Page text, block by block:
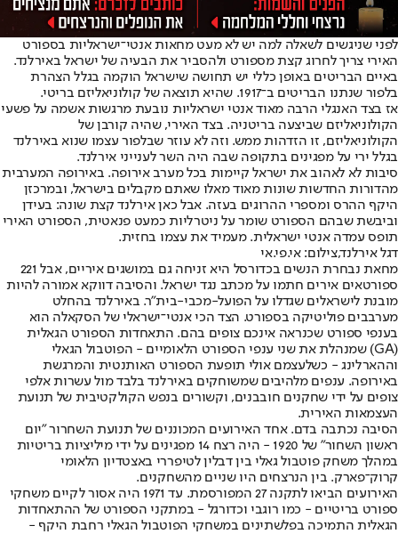
לפני שניגשים לשאלה למה יש לא מעט מחאות אנטי־ישראליות בספורט
האירי צריך לחרוג קצת מספורט ולהסביר את הבעיה של ישראל באירלנד.
באיים הבריטים באופן כללי יש תחושה שישראל הוקמה בגלל הצהרת
בלפור שנתנו הבריטים ב־1917. שהיא תוצאה של קולוניאליזם בריטי.
אז בצד האנגלי הרבה מאוד אנטי ישראליות נובעת מרגשות אשמה על פשעי
הקולוניאליזם שביצעה בריטניה. בצד האירי, שהיה קורבן של
הקולוניאליזם, זו הזדהות ממש. וזה לא עוזר שבלפור עצמו שנוא באירלנד
בגלל ירי על מפגינים בתקופה שבה היה השר לענייני אירלנד.
סיבות לא לאהוב את ישראל קיימות בכל מערב אירופה. באירופה המערבית
מהדורות החדשות שונות מאוד מאלו שאתם מקבלים בישראל, ובמרכזן
היקף ההרס ומספרי ההרוגים בעזה. אבל כאן אירלנד קצת שונה: בעידן
וביבשת שבהם הספורט שומר על ניטרליות כמעט פנאטית, הספורט האירי
תופס עמדה אנטי ישראלית. מעמיד את עצמו בחזית.
דגל אירלנד,צילום: אי.פי.אי
מחאת נבחרת הנשים בכדורסל היא זניחה גם במושגים איריים, אבל 221
ספורטאים אירים חתמו על מכתב נגד ישראל. והסיבה דווקא אמורה להיות
מובנת לישראלים שגדלו על הפועל-מכבי-בית"ר. באירלנד בהחלט
מערבבים פוליטיקה בספורט. הצד הכי אנטי־ישראלי של הסקאלה הוא
בענפי ספורט שכנראה אינכם צופים בהם. התאחדות הספורט הגאלית
(GA) שמנהלת את שני ענפי הספורט הלאומיים - הפוטבול הגאלי
וההארלינג - כשלעצמם אולי תופעת הספורט האותנטית והמרגשת
באירופה. ענפים מלהיבים שמשוחקים באירלנד בלבד מול עשרות אלפי
צופים על ידי שחקנים חובבנים, וקשורים בנפש הקולקטיבית של תנועת
העצמאות האירית.
הסיבה נכתבה בדם. אחד האירועים המכוננים של תנועת השחרור "יום
ראשון השחור" של 1920 - היה רצח 14 מפגינים על ידי מיליציות בריטיות
במהלך משחק פוטבול גאלי בין דבלין לטיפררי באצטדיון הלאומי
קרוק־פארק. בין הנרצחים היו שניים מהשחקנים.
האירועים הביאו לתקנה 27 המפורסמת. עד 1971 היה אסור לקיים משחקי
ספורט בריטיים - כמו רוגבי וכדורגל - במתקני הספורט של ההתאחדות
הגאלית התמיכה בפלשתינים במשחקי הפוטבול הגאלי רחבת היקף -